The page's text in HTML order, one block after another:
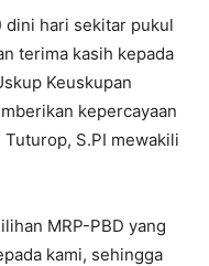
dini hari sekitar pukul
terima kasih kepada
Keuskupan
kepercayaan
S.PI mewakili
MRP-PBD yang
kami, sehingga